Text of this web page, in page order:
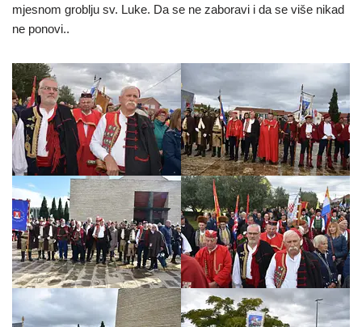
mjesnom groblju sv. Luke. Da se ne zaboravi i da se više nikad
ne ponovi..